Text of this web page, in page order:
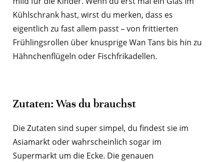
Kühlschrank hast, wirst du merken, dass es
eigentlich zu fast allem passt – von frittierten
Frühlingsrollen über knusprige Wan Tans bis hin zu
Hähnchenflügeln oder Fischfrikadellen.
Zutaten: Was du brauchst
Die Zutaten sind super simpel, du findest sie im
Asiamarkt oder wahrscheinlich sogar im
Supermarkt um die Ecke. Die genauen